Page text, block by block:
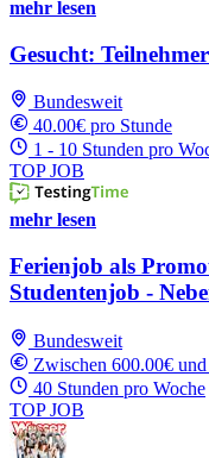
mehr lesen
Gesucht:
Bundesweit
40.00€ pro Stunde
1 - 10 Stunden pro
TOP JOB
mehr lesen
Ferienjob als
Studentenjob -
Bundesweit
Zwischen 600.00€
40 Stunden pro Woche
TOP JOB